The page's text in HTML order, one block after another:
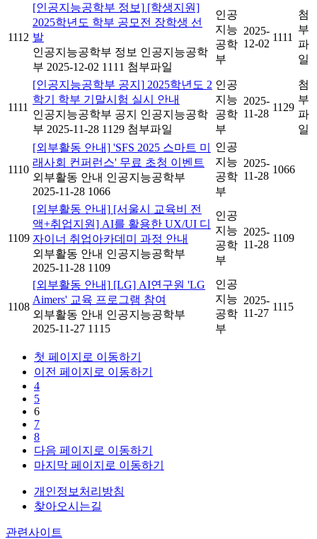
1112
[인공지능공학부 정보] [학생지원]
2025학년도 학부 공모전 장학생 선
발
인공지능공학부 정보 인공지능공학
부 2025-12-02 1111 첨부파일
인공
지능
공학
부
2025-
12-02
1111
첨
부
파
일
1111
[인공지능공학부 공지] 2025학년도 2
학기 학부 기말시험 실시 안내
인공지능공학부 공지 인공지능공학
부 2025-11-28 1129 첨부파일
인공
지능
공학
부
2025-
11-28
1129
첨
부
파
일
1110
[외부활동 안내] 'SFS 2025 스마트 미
래사회 컨퍼런스' 무료 초청 이벤트
외부활동 안내 인공지능공학부
2025-11-28 1066
인공
지능
공학
부
2025-
11-28
1066
1109
[외부활동 안내] [서울시 교육비 전
액+취업지원] AI를 활용한 UX/UI 디
자이너 취업아카데미 과정 안내
외부활동 안내 인공지능공학부
2025-11-28 1109
인공
지능
공학
부
2025-
11-28
1109
1108
[외부활동 안내] [LG] AI연구원 'LG
Aimers' 교육 프로그램 참여
외부활동 안내 인공지능공학부
2025-11-27 1115
인공
지능
공학
부
2025-
11-27
1115
첫 페이지로 이동하기
이전 페이지로 이동하기
4
5
6
7
8
다음 페이지로 이동하기
마지막 페이지로 이동하기
개인정보처리방침
찾아오시는길
관련사이트